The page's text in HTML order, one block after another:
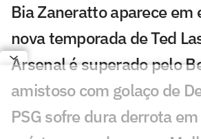
Bia Zaneratto aparece em
nova temporada de Ted
Arsenal é superado pelo
amistoso com golaço de
PSG sofre dura derrota